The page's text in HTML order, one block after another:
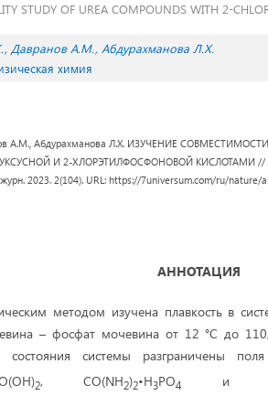
STUDY OF UREA COMPOUNDS WITH 2-
Давранов А.М. Абдурахманова Л.Х.
химия
А.М., Абдурахманова Л.Х. ИЗУЧЕНИЕ
И 2-ХЛОРЭТИЛФОСФОНОВОЙ КИСЛОТАМИ //
журн. 2023. 2(104). URL: https://7universum.com/ru/
АННОТАЦИЯ
методом изучена плавкость в
– фосфат мочевина от 12 °С до
системы разграничены поля
2, CO(NH2)2•H3PO4
и